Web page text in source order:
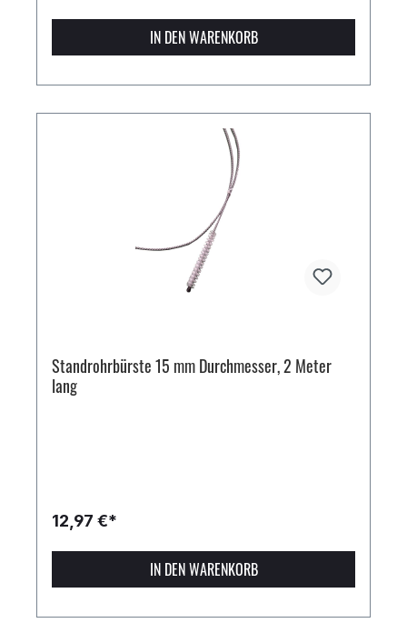
IN DEN WARENKORB
Standrohrbürste 15 mm Durchmesser, 2 Meter
lang
12,97 €*
IN DEN WARENKORB